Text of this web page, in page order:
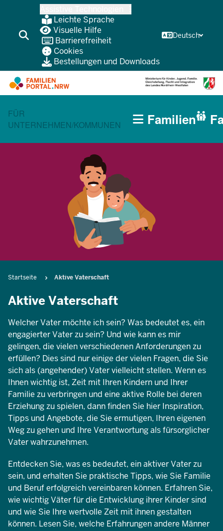
wechseln
Leichte Sprache
Visuelle Hilfe
Barrierefreiheit
Cookies
Bestellungen und Downloads
Deutsch
CURRENT SECTION FÜR FAMILIEN
FÜR
UNTERNEHMEN/KOMMUNEN (BÜRGERBEREICH
Familien
Pfadnavigation
Startseite Aktive Vaterschaft
Aktive Vaterschaft
Welcher Vater möchte ich sein? Was bedeutet es, ein
engagierter Vater zu sein? Und wie kann es mir
gelingen, die vielen verschiedenen Anforderungen zu
erfüllen? Dies sind nur einige der vielen Fragen, die Sie
sich als (angehender) Vater vielleicht stellen. Wenn es
Ihnen wichtig ist, Zeit mit Ihren Kindern und Ihrer
Familie zu verbringen und eine aktive Rolle bei deren
Erziehung zu spielen, dann finden Sie hier Inspiration,
Tipps und Angebote, die Sie ermutigen, Ihren eigenen
Weg zu gehen und Ihre Verantwortung als fürsorglicher
Vater wahrzunehmen.
Entdecken Sie, was es bedeutet, ein aktiver Vater zu
sein, und erhalten Sie praktische Tipps, wie Sie Familie
und Beruf erfolgreich vereinbaren können. Erfahren Sie,
wie wichtig Väter für die Entwicklung ihrer Kinder sind
und wie Sie Ihre wertvolle Zeit mit ihnen gestalten
können. Lesen Sie, welche Erfahrungen andere Männer